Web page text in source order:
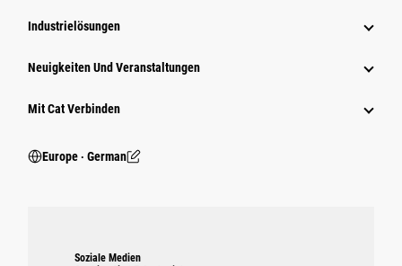
Industrielösungen
Neuigkeiten Und Veranstaltungen
Mit Cat Verbinden
Europe ‧ German
Soziale Medien